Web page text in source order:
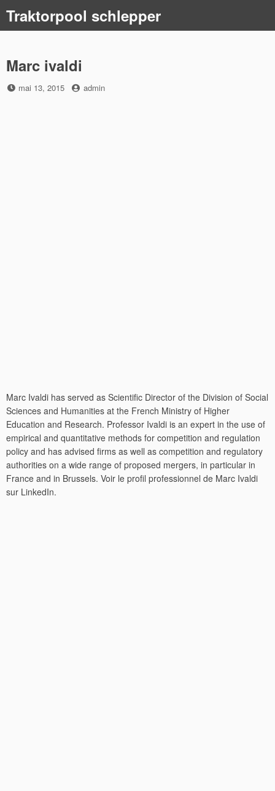
content
Traktorpool schlepper
Marc ivaldi
Posted
mai 13, 2015 by
admin
Marc Ivaldi has served as Scientific Director of the Division of Social
Sciences and Humanities at the French Ministry of Higher
Education and Research. Professor Ivaldi is an expert in the use of
empirical and quantitative methods for competition and regulation
policy and has advised firms as well as competition and regulatory
authorities on a wide range of proposed mergers, in particular in
France and in Brussels. Voir le profil professionnel de Marc Ivaldi
sur LinkedIn.